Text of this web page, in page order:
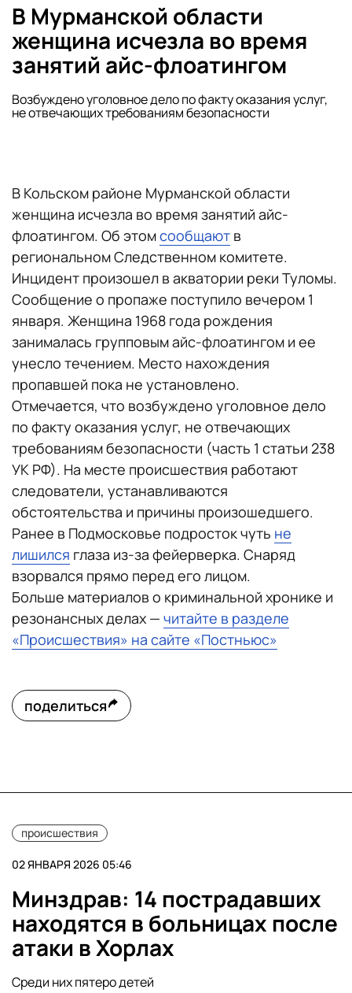
В Мурманской области
женщина исчезла во время
занятий айс-флоатингом
Возбуждено уголовное дело по факту оказания услуг,
не отвечающих требованиям безопасности
В Кольском районе Мурманской области
женщина исчезла во время занятий айс-
флоатингом. Об этомсообщают в
региональном Следственном комитете.
Инцидент произошел в акватории реки Туломы.
Сообщение о пропаже поступило вечером 1
января. Женщина 1968 года рождения
занималась групповым айс-флоатингом и ее
унесло течением. Место нахождения
пропавшей пока не установлено.
Отмечается, что возбуждено уголовное дело
по факту оказания услуг, не отвечающих
требованиям безопасности (часть 1 статьи 238
УК РФ). На месте происшествия работают
следователи, устанавливаются
обстоятельства и причины произошедшего.
Ранее в Подмосковье подросток чуть не
лишился глаза из-за фейерверка. Снаряд
взорвался прямо перед его лицом.
Больше материалов о криминальной хронике и
резонансных делах — читайте в разделе
«Происшествия» на сайте «Постньюс»
поделиться
происшествия
02 ЯНВАРЯ 2026 05:46
Минздрав: 14 пострадавших
находятся в больницах после
атаки в Хорлах
Среди них пятеро детей